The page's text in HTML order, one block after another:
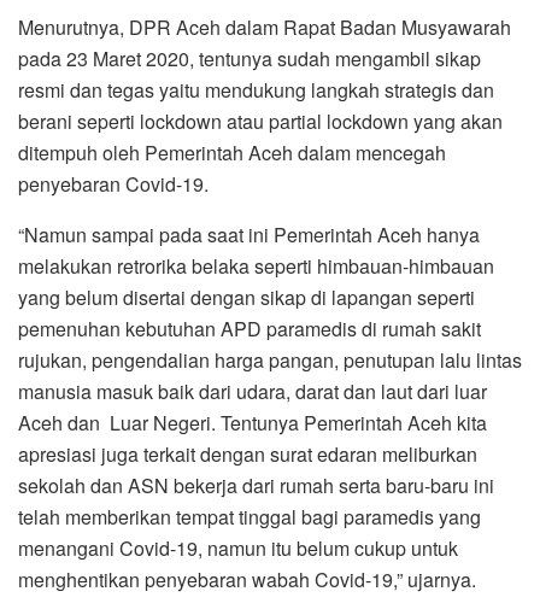
Menurutnya, DPR Aceh dalam Rapat Badan Musyawarah
pada 23 Maret 2020, tentunya sudah mengambil sikap
resmi dan tegas yaitu mendukung langkah strategis dan
berani seperti lockdown atau partial lockdown yang akan
ditempuh oleh Pemerintah Aceh dalam mencegah
penyebaran Covid-19.
“Namun sampai pada saat ini Pemerintah Aceh hanya
melakukan retrorika belaka seperti himbauan-himbauan
yang belum disertai dengan sikap di lapangan seperti
pemenuhan kebutuhan APD paramedis di rumah sakit
rujukan, pengendalian harga pangan, penutupan lalu lintas
manusia masuk baik dari udara, darat dan laut dari luar
Aceh dan Luar Negeri. Tentunya Pemerintah Aceh kita
apresiasi juga terkait dengan surat edaran meliburkan
sekolah dan ASN bekerja dari rumah serta baru-baru ini
telah memberikan tempat tinggal bagi paramedis yang
menangani Covid-19, namun itu belum cukup untuk
menghentikan penyebaran wabah Covid-19,” ujarnya.